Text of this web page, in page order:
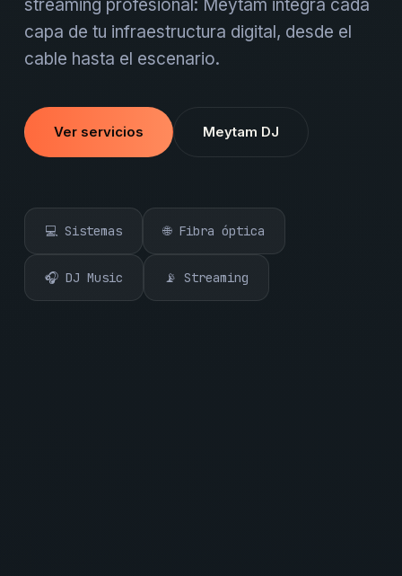
streaming profesional: Meytam integra cada
capa de tu infraestructura digital, desde el
cable hasta el escenario.
Ver servicios Meytam DJ
💻 Sistemas 🌐 Fibra óptica
🎧 DJ Music 📡 Streaming